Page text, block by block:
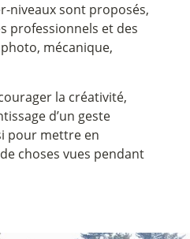
niveaux sont proposés,
professionnels et des
mécanique,
la créativité,
d’un geste
pour mettre en
choses vues pendant